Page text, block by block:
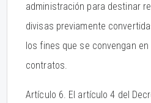
administración para destinar
divisas previamente
los fines que se convengan
contratos.
Artículo 6. El artículo 4 del